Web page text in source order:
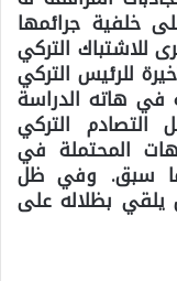
خلفية جرائمها
للاشتباك التركي
للرئيس التركي
في هاته الدراسة
التصادم التركي
المحتملة في
ما سبق. وفي ظل
يلقي بظلاله على